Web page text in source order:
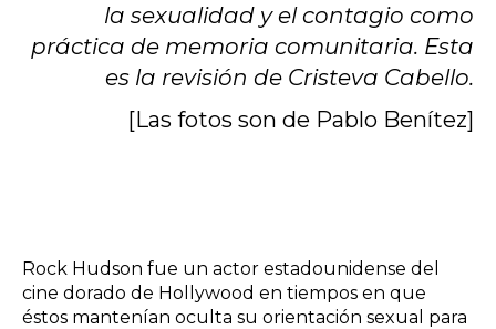
la sexualidad y el contagio como
práctica de memoria comunitaria. Esta
es la revisión de Cristeva Cabello.
[Las fotos son de Pablo Benítez]
Rock Hudson fue un actor estadounidense del
cine dorado de Hollywood en tiempos en que
éstos mantenían oculta su orientación sexual para